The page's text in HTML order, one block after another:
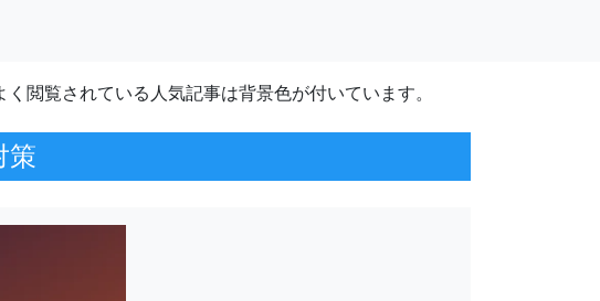
く閲覧されている人気記事は背景色が付いています。
策